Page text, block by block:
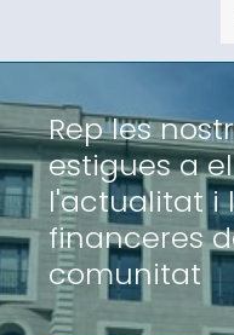
Rep les
estigues a
l'actualitat i
financeres
comunitat